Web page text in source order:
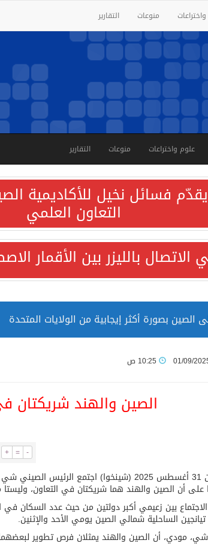
منوعات التقارير
علوم واختراعات منوعات التقارير
فسائل نخيل للأكاديمية
التعاون العلمي
بالليزر بين الأقمار
بصورة أكثر إيجابية من الولايات المتحدة
ضمن قائمة التراث العالمي
الحرمين الشريفين توثق أسماء الخلفاء
اتفاقية تطوير مصانع جاهزة ومتخصصة في
01/09/
الصين والهند شريكتان
+ = -
تيانجين 31 أغسطس 2025 (شينخوا) اجتمع
على أن الصين والهند هما شريكتان في التعاون، وليستا
بين زعيمي أكبر دولتين من حيث عدد السكان
الساحلية شمالي الصين يومي الأحد والإثنين.
شي، مودي، أن الصين والهند يمثلان فرص تطوير